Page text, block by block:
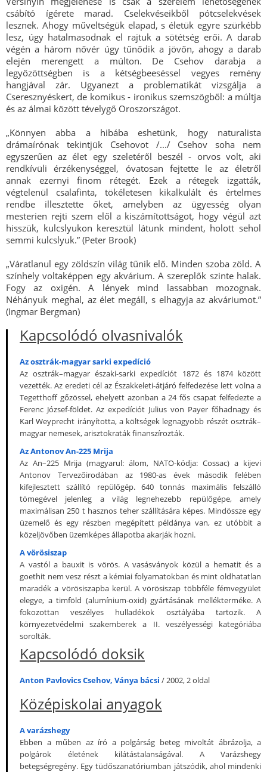
csábító ígérete marad. Cselekvéseikből pótcselekvések
lesznek. Ahogy műveltségük elapad, s életük egyre szürkébb
lesz, úgy hatalmasodnak el rajtuk a sötétség erői. A darab
végén a három nővér úgy tűnődik a jövőn, ahogy a darab
elején merengett a múlton. De Csehov darabja a
legyőzöttségben is a kétségbeeséssel vegyes remény
hangjával zár. Ugyanezt a problematikát vizsgálja a
Cseresznyéskert, de komikus - ironikus szemszögből: a múltja
és az álmai között tévelygő Oroszországot.
„Könnyen abba a hibába eshetünk, hogy naturalista
drámaírónak tekintjük Csehovot /.../ Csehov soha nem
egyszerűen az élet egy szeletéről beszél - orvos volt, aki
rendkívüli érzékenységgel, óvatosan fejtette le az életről
annak ezernyi finom rétegét. Ezek a rétegek izgatták,
végtelenül csalafinta, tökéletesen kikalkulált és értelmes
rendbe illesztette őket, amelyben az ügyesség olyan
mesterien rejti szem elől a kiszámítottságot, hogy végül azt
hisszük, kulcslyukon keresztül látunk mindent, holott sehol
semmi kulcslyuk.” (Peter Brook)
„Váratlanul egy zöldszín világ tűnik elő. Minden szoba zöld. A
színhely voltaképpen egy akvárium. A szereplők szinte halak.
Fogy az oxigén. A lények mind lassabban mozognak.
Néhányuk meghal, az élet megáll, s elhagyja az akváriumot.”
(Ingmar Bergman)
Kapcsolódó olvasnivalók
Az osztrák-magyar sarki expedíció
Az osztrák–magyar északi-sarki expedíciót 1872 és 1874 között
vezették. Az eredeti cél az Északkeleti-átjáró felfedezése lett volna a
Tegetthoff gőzössel, ehelyett azonban a 24 fős csapat felfedezte a
Ferenc József-földet. Az expedíciót Julius von Payer főhadnagy és
Karl Weyprecht irányította, a költségek legnagyobb részét osztrák–
magyar nemesek, arisztokraták finanszírozták.
Az Antonov An-225 Mrija
Az An–225 Mrija (magyarul: álom, NATO-kódja: Cossac) a kijevi
Antonov Tervezőirodában az 1980-as évek második felében
kifejlesztett szállító repülőgép. 640 tonnás maximális felszálló
tömegével jelenleg a világ legnehezebb repülőgépe, amely
maximálisan 250 t hasznos teher szállítására képes. Mindössze egy
üzemelő és egy részben megépített példánya van, ez utóbbit a
közeljövőben üzemképes állapotba akarják hozni.
A vörösiszap
A vastól a bauxit is vörös. A vasásványok közül a hematit és a
goethit nem vesz részt a kémiai folyamatokban és mint oldhatatlan
maradék a vörösiszapba kerül. A vörösiszap többféle fémvegyület
elegye, a timföld (alumínium-oxid) gyártásának mellékterméke. A
fokozottan veszélyes hulladékok osztályába tartozik. A
környezetvédelmi szakemberek a II. veszélyességi kategóriába
sorolták.
Kapcsolódó doksik
Anton Pavlovics Csehov, Ványa bácsi / 2002, 2 oldal
Középiskolai anyagok
A varázshegy
Ebben a műben az író a polgárság beteg mivoltát ábrázolja, a
polgárok életének kilátástalanságával. A Varázshegy
betegségregény. Egy tüdőszanatóriumban játszódik, ahol mindenki